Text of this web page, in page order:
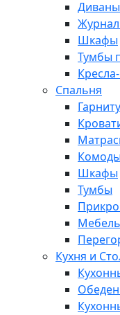
Диваны
Шкафы
Тумбы
Спальня
Комоды
Шкафы
Тумбы
Кухня и